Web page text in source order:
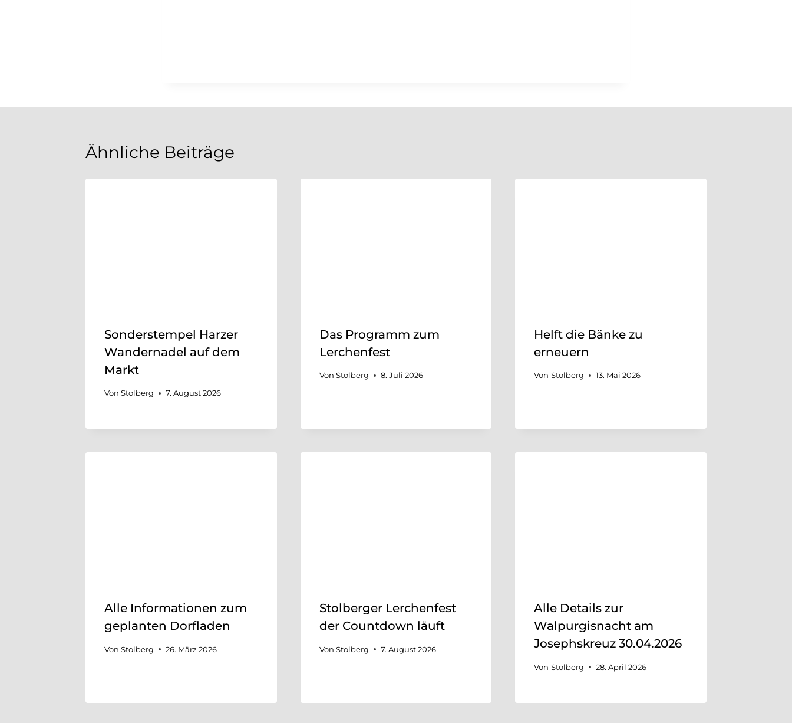
Ähnliche Beiträge
Sonderstempel Harzer
Wandernadel auf dem
Markt
Von Stolberg 7. August 2026
Das Programm zum
Lerchenfest
Von Stolberg 8. Juli 2026
Helft die Bänke zu
erneuern
Von Stolberg 13. Mai 2026
Alle Informationen zum
geplanten Dorfladen
Von Stolberg 26. März 2026
Stolberger Lerchenfest
der Countdown läuft
Von Stolberg 7. August 2026
Alle Details zur
Walpurgisnacht am
Josephskreuz 30.04.2026
Von Stolberg 28. April 2026